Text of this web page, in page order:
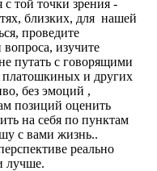
с той точки зрения -
близких, для нашей
проведите
изучите
путать с говорящими
платошкиных и других
без эмоций ,
позиций оценить
на себя по пунктам
с вами жизнь..
реально
лучше.